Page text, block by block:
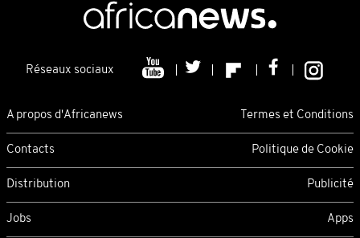
Réseaux sociaux
A propos d'Africanews Termes et Conditions
Contacts Politique de Cookie
Distribution Publicité
Jobs Apps